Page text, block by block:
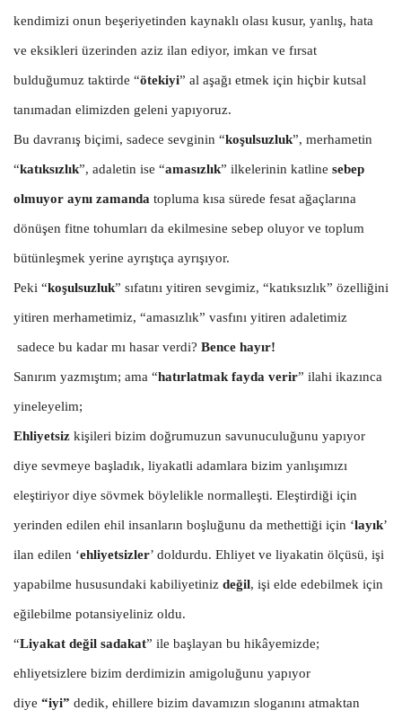
kendimizi onun beşeriyetinden kaynaklı olası kusur, yanlış, hata
ve eksikleri üzerinden aziz ilan ediyor, imkan ve fırsat
bulduğumuz taktirde “ötekiyi” al aşağı etmek için hiçbir kutsal
tanımadan elimizden geleni yapıyoruz.
Bu davranış biçimi, sadece sevginin “koşulsuzluk”, merhametin
“katıksızlık”, adaletin ise “amasızlık” ilkelerinin katline sebep
olmuyor aynı zamanda topluma kısa sürede fesat ağaçlarına
dönüşen fitne tohumları da ekilmesine sebep oluyor ve toplum
bütünleşmek yerine ayrıştıça ayrışıyor.
Peki “koşulsuzluk” sıfatını yitiren sevgimiz, “katıksızlık” özelliğini
yitiren merhametimiz, “amasızlık” vasfını yitiren adaletimiz
sadece bu kadar mı hasar verdi? Bence hayır!
Sanırım yazmıştım; ama “hatırlatmak fayda verir” ilahi ikazınca
yineleyelim;
Ehliyetsiz kişileri bizim doğrumuzun savunuculuğunu yapıyor
diye sevmeye başladık, liyakatli adamlara bizim yanlışımızı
eleştiriyor diye sövmek böylelikle normalleşti. Eleştirdiği için
yerinden edilen ehil insanların boşluğunu da methettiği için ‘layık’
ilan edilen ‘ehliyetsizler’ doldurdu. Ehliyet ve liyakatin ölçüsü, işi
yapabilme hususundaki kabiliyetiniz değil, işi elde edebilmek için
eğilebilme potansiyeliniz oldu.
“Liyakat değil sadakat” ile başlayan bu hikâyemizde;
ehliyetsizlere bizim derdimizin amigoluğunu yapıyor
diye “iyi” dedik, ehillere bizim davamızın sloganını atmaktan